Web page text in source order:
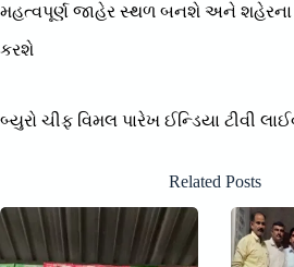
મહત્વપૂર્ણ જાહેર સ્થળ બનશે અને શહેરના
કરશે
બ્યુરો ચીફ વિમલ પારેખ ઈન્ડિયા ટીવી
Related Posts